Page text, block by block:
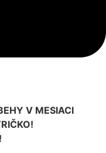
V MESIACI